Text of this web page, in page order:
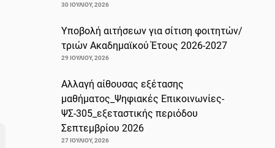
30 ΙΟΥΛΊΟΥ, 2026
Υποβολή αιτήσεων για σίτιση φοιτητών/
τριών Ακαδημαϊκού Έτους 2026-2027
29 ΙΟΥΛΊΟΥ, 2026
Αλλαγή αίθουσας εξέτασης
μαθήματος_Ψηφιακές Επικοινωνίες-
ΨΣ-305_εξεταστικής περιόδου
Σεπτεμβρίου 2026
27 ΙΟΥΛΊΟΥ, 2026